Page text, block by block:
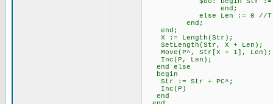
end;
else Len := 0 //Т.к. 00,
end;
end;
X := Length(Str);
SetLength(Str, X + Len);
Move(P^, Str[X + 1], Len);
Inc(P, Len);
end else
begin
Str := Str + PC^;
Inc(P)
end